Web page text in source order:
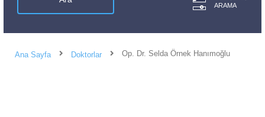
ARAMA
Ana Sayfa Doktorlar Op. Dr. Selda Örnek Hanımoğlu